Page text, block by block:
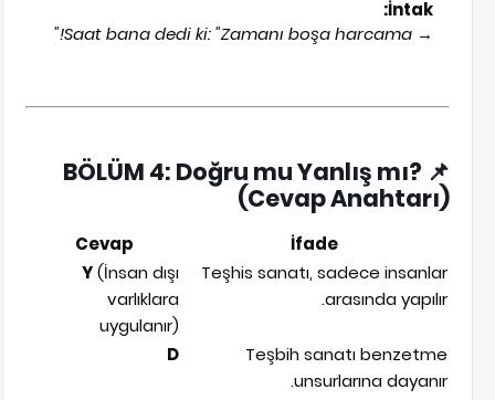
İntak:
→
Saat bana dedi ki: "Zamanı boşa harcama!"
📌
BÖLÜM 4: Doğru mu Yanlış mı?
(Cevap Anahtarı)
İfade
Cevap
Teşhis sanatı, sadece insanlar
arasında yapılır.
Y(İnsan dışı
varlıklara
uygulanır)
Teşbih sanatı benzetme
unsurlarına dayanır.
D